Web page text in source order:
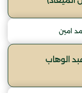
امين
الوهاب